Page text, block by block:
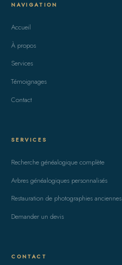
NAVIGATION
Accueil
À propos
Services
Témoignages
Contact
SERVICES
Recherche généalogique complète
Arbres généalogiques personnalisés
Restauration de photographies anciennes
Demander un devis
CONTACT